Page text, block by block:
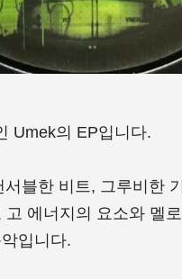
Umek의 EP입니다.
블한 비트, 그루비한 기
에너지의 요소와 멜로
입니다.